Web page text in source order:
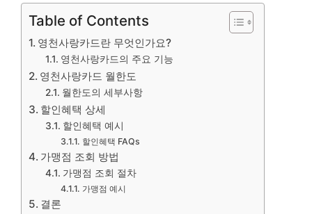
Table of Contents
영천사랑카드란 무엇인가요?
영천사랑카드의 주요 기능
영천사랑카드 월한도
월한도의 세부사항
할인혜택 상세
할인혜택 예시
할인혜택 FAQs
가맹점 조회 방법
가맹점 조회 절차
가맹점 예시
결론